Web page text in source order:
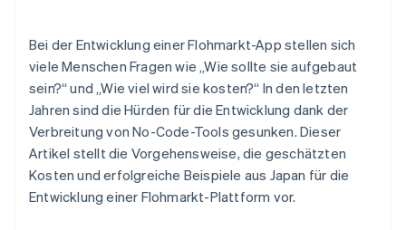
Bei der Entwicklung einer Flohmarkt-App stellen sich
viele Menschen Fragen wie „Wie sollte sie aufgebaut
sein?“ und „Wie viel wird sie kosten?“ In den letzten
Jahren sind die Hürden für die Entwicklung dank der
Verbreitung von No-Code-Tools gesunken. Dieser
Artikel stellt die Vorgehensweise, die geschätzten
Kosten und erfolgreiche Beispiele aus Japan für die
Entwicklung einer Flohmarkt-Plattform vor.